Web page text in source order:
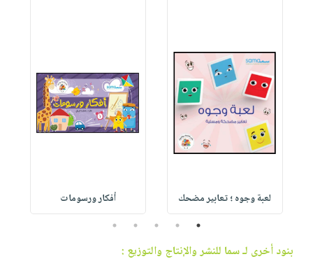
لعبة وجوه ؛ تعابير مضحك أفكار ورسومات
1
2
3
4
5
بنود أخرى لـ سما للنشر والإنتاج والتوزيع :